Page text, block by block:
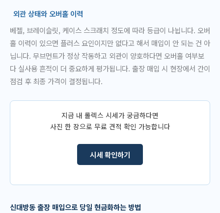
외관 상태와 오버홀 이력
베젤, 브레이슬릿, 케이스 스크래치 정도에 따라 등급이 나뉩니다. 오버
홀 이력이 있으면 플러스 요인이지만 없다고 해서 매입이 안 되는 건 아
닙니다. 무브먼트가 정상 작동하고 외관이 양호하다면 오버홀 여부보
다 실사용 흔적이 더 중요하게 평가됩니다. 출장 매입 시 현장에서 간이
점검 후 최종 가격이 결정됩니다.
지금 내 롤렉스 시세가 궁금하다면
사진 한 장으로 무료 견적 확인 가능합니다
시세 확인하기
신대방동 출장 매입으로 당일 현금화하는 방법